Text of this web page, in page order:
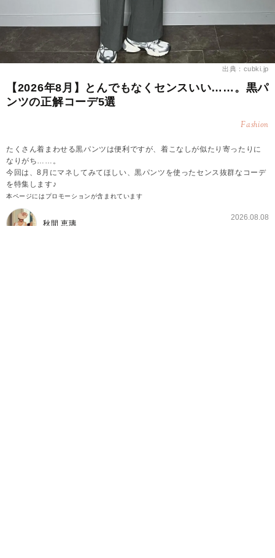
出典：cubki.jp
【2026年8月】とんでもなくセンスいい……。黒パ
ンツの正解コーデ5選
Fashion
たくさん着まわせる黒パンツは便利ですが、着こなしが似たり寄ったりに
なりがち……。
今回は、8月にマネしてみてほしい、黒パンツを使ったセンス抜群なコーデ
を特集します♪
本ページにはプロモーションが含まれています
秋間 恵璃
2026.08.08